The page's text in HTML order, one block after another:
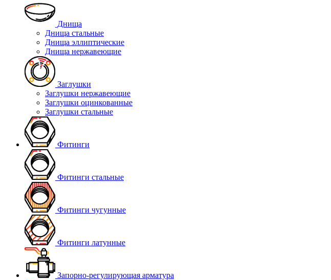
Днища
Днища стальные
Днища эллиптические
Днища нержавеющие
Заглушки
Заглушки нержавеющие
Заглушки оцинкованные
Заглушки стальные
Фитинги
Фитинги стальные
Фитинги чугунные
Фитинги латунные
Запорно-регулирующая арматура